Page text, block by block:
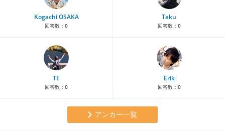
Kogachi OSAKA
回答数： 0
Taku
回答数： 0
TE
回答数： 0
Erik
回答数： 0
アンカー一覧